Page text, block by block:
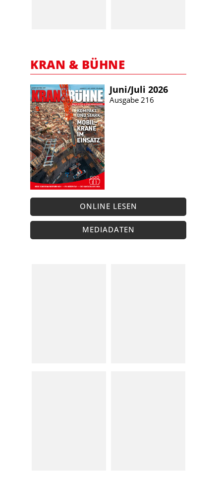
KRAN & BÜHNE
Juni/​Juli 2026
Ausgabe 216
ONLINE LESEN
MEDIADATEN